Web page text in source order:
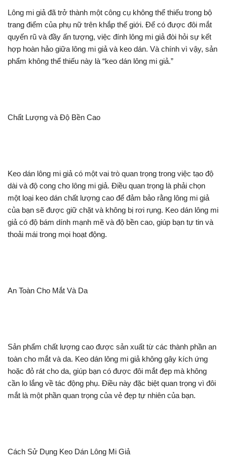
Lông mi giả đã trở thành một công cụ không thể thiếu trong bộ
trang điểm của phụ nữ trên khắp thế giới. Để có được đôi mắt
quyến rũ và đầy ấn tượng, việc đính lông mi giả đòi hỏi sự kết
hợp hoàn hảo giữa lông mi giả và keo dán. Và chính vì vậy, sản
phẩm không thể thiếu này là “keo dán lông mi giả.”
Chất Lượng và Độ Bền Cao
Keo dán lông mi giả có một vai trò quan trọng trong việc tạo độ
dài và độ cong cho lông mi giả. Điều quan trọng là phải chọn
một loại keo dán chất lượng cao để đảm bảo rằng lông mi giả
của bạn sẽ được giữ chặt và không bị rơi rụng. Keo dán lông mi
giả có độ bám dính mạnh mẽ và độ bền cao, giúp bạn tự tin và
thoải mái trong mọi hoạt động.
An Toàn Cho Mắt Và Da
Sản phẩm chất lượng cao được sản xuất từ các thành phần an
toàn cho mắt và da. Keo dán lông mi giả không gây kích ứng
hoặc đỏ rát cho da, giúp bạn có được đôi mắt đẹp mà không
cần lo lắng về tác động phụ. Điều này đặc biệt quan trọng vì đôi
mắt là một phần quan trọng của vẻ đẹp tự nhiên của bạn.
Cách Sử Dụng Keo Dán Lông Mi Giả